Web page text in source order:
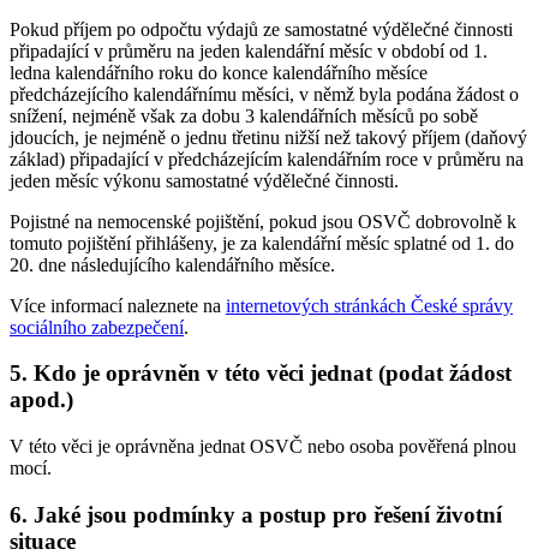
Pokud příjem po odpočtu výdajů ze samostatné výdělečné činnosti
připadající v průměru na jeden kalendářní měsíc v období od 1.
ledna kalendářního roku do konce kalendářního měsíce
předcházejícího kalendářnímu měsíci, v němž byla podána žádost o
snížení, nejméně však za dobu 3 kalendářních měsíců po sobě
jdoucích, je nejméně o jednu třetinu nižší než takový příjem (daňový
základ) připadající v předcházejícím kalendářním roce v průměru na
jeden měsíc výkonu samostatné výdělečné činnosti.
Pojistné na nemocenské pojištění, pokud jsou OSVČ dobrovolně k
tomuto pojištění přihlášeny, je za kalendářní měsíc splatné od 1. do
20. dne následujícího kalendářního měsíce.
Více informací naleznete na internetových stránkách České správy
sociálního zabezpečení.
5. Kdo je oprávněn v této věci jednat (podat žádost
apod.)
V této věci je oprávněna jednat OSVČ nebo osoba pověřená plnou
mocí.
6. Jaké jsou podmínky a postup pro řešení životní
situace